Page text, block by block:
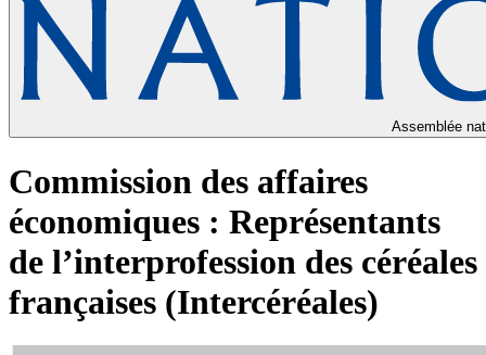
Assemblée
Commission des affaires
économiques : Représentants
de l’interprofession des céréales
françaises (Intercéréales)